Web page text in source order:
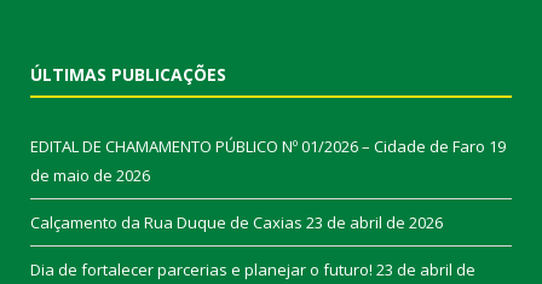
ÚLTIMAS PUBLICAÇÕES
EDITAL DE CHAMAMENTO PÚBLICO Nº 01/2026 – Cidade de Faro 19
de maio de 2026
Calçamento da Rua Duque de Caxias 23 de abril de 2026
Dia de fortalecer parcerias e planejar o futuro! 23 de abril de